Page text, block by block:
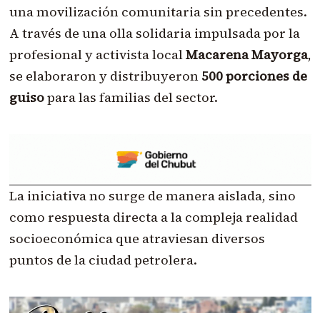
una movilización comunitaria sin precedentes.
A través de una olla solidaria impulsada por la
profesional y activista localMacarena Mayorga,
se elaboraron y distribuyeron 500 porciones de
guisopara las familias del sector.
La iniciativa no surge de manera aislada, sino
como respuesta directa a la compleja realidad
socioeconómica que atraviesan diversos
puntos de la ciudad petrolera.